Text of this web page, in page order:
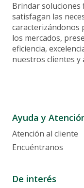
Préstamo personal
Préstamos de vehículos
Préstamo de vivienda
Certificado de Inversión
Transferencias SINPE
Chatbot Lia
Virtual Banking
Banca Seguro
Solicitud Garantías de
Pagos
Canales Alternos
Mi Salario LAFISE
LAFISE Advisor App
BlackDiamond
Financiamiento Exclusivo
Préstamo Back to Back
Préstamo con Garantía
Brindar soluciones
satisfagan las
caracterizándonos
los mercados,
eficiencia,
nuestros clientes y
Ayuda y
Atención al cliente
Encuéntranos
De interés